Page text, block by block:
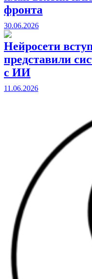
фронта
30.06.2026
Нейросети
представили
с ИИ
11.06.2026